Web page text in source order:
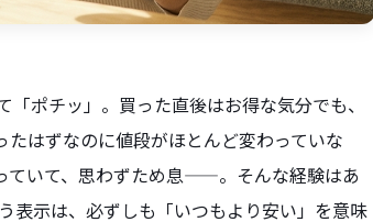
ポチッ」。買った直後はお得な気分でも、
はずなのに値段がほとんど変わっていな
いて、思わずため息——。そんな経験はあ
表示は、必ずしも「いつもより安い」を意味